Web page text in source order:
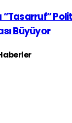
Büyüyor